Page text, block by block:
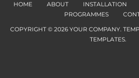
HOME ABOUT INSTALLATION
PROGRAMMES
COPYRIGHT © 2026 YOUR COMPANY.
TEMPLATES.